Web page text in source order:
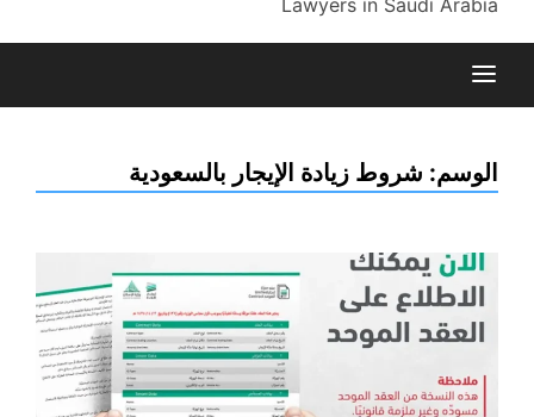
Lawyers in Saudi Arabia
الوسم: شروط زيادة الإيجار بالسعودية